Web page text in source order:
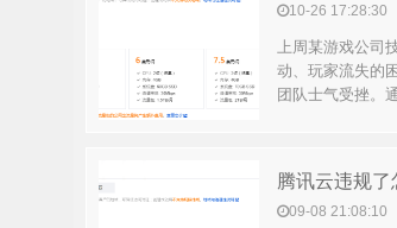
10-26 17:28:30
上周某游戏公司
动、玩家流失的
团队士气受挫。
09-08 21:08:10